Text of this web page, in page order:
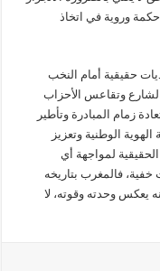
وروية في اتخاذ
حقيقية أمام النخب
وتقاعس الأحزاب
زمام المبادرة وتأطير
الوطنية وتعزيز
لمواجهة أي
خفية، فالمغرب بتاريخه
يعكس وحدته وقوته، لا